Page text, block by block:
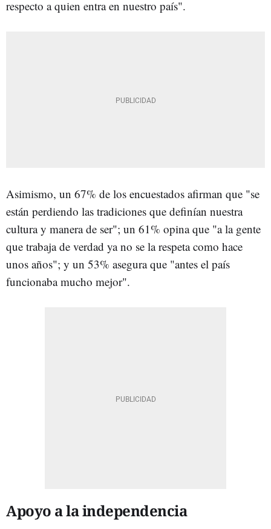
respecto a quien entra en nuestro país".
Asimismo, un 67% de los encuestados afirman que "se
están perdiendo las tradiciones que definían nuestra
cultura y manera de ser"; un 61% opina que "a la gente
que trabaja de verdad ya no se la respeta como hace
unos años"; y un 53% asegura que "antes el país
funcionaba mucho mejor".
Apoyo a la independencia